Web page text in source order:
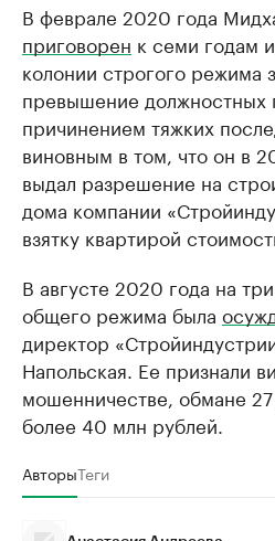
В феврале 2020 года
приговорен к семи годам
колонии строгого режима
превышение должностных
причинением тяжких
виновным в том, что он в
выдал разрешение на
дома компании
взятку квартирой
В августе 2020 года на
общего режима была
директор
Напольская. Ее признали
мошенничестве, обмане
более 40 млн рублей.
АвторыТеги